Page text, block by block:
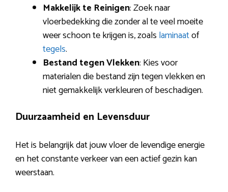
Makkelijk te Reinigen: Zoek naar
vloerbedekking die zonder al te veel moeite
weer schoon te krijgen is, zoals laminaatof
tegels.
Bestand tegen Vlekken: Kies voor
materialen die bestand zijn tegen vlekken en
niet gemakkelijk verkleuren of beschadigen.
Duurzaamheid en Levensduur
Het is belangrijk dat jouw vloer de levendige energie
en het constante verkeer van een actief gezin kan
weerstaan.